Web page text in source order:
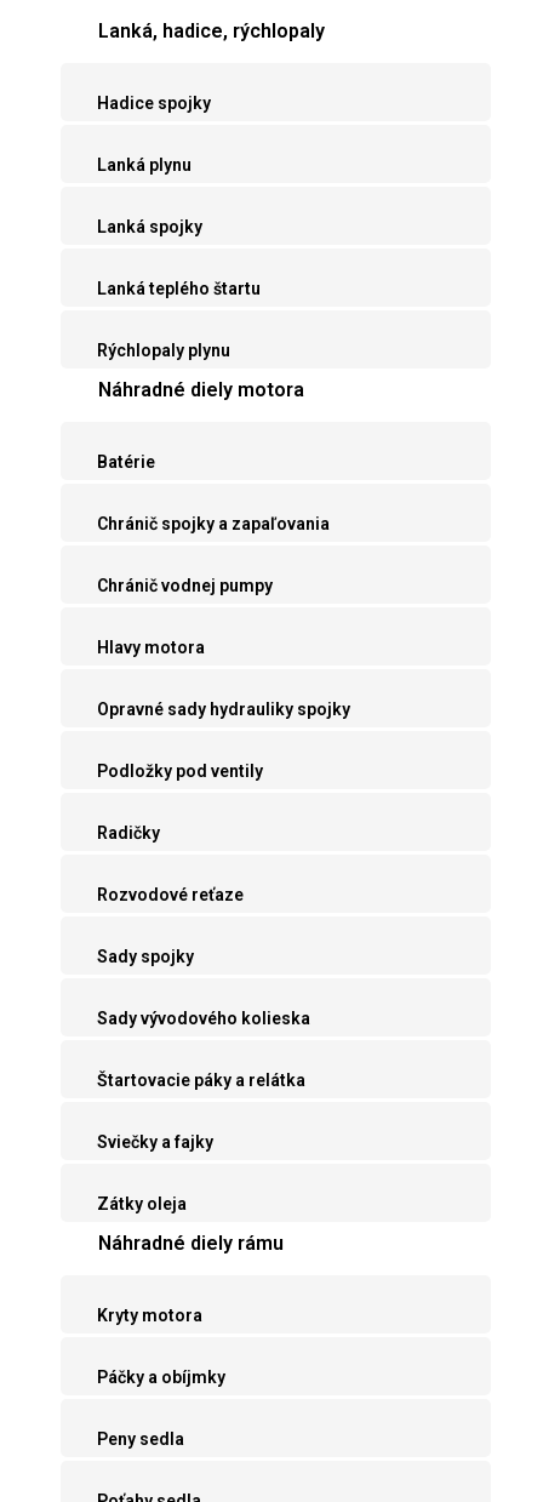
Lanká, hadice, rýchlopaly
Hadice spojky
Lanká plynu
Lanká spojky
Lanká teplého štartu
Rýchlopaly plynu
Náhradné diely motora
Batérie
Chránič spojky a zapaľovania
Chránič vodnej pumpy
Hlavy motora
Opravné sady hydrauliky spojky
Podložky pod ventily
Radičky
Rozvodové reťaze
Sady spojky
Sady vývodového kolieska
Štartovacie páky a relátka
Sviečky a fajky
Zátky oleja
Náhradné diely rámu
Kryty motora
Páčky a obíjmky
Peny sedla